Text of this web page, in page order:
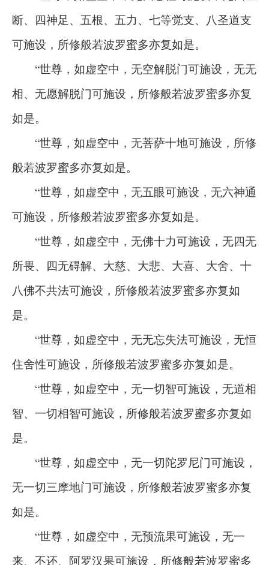
断、四神足、五根、五力、七等觉支、八圣道支
可施设，所修般若波罗蜜多亦复如是。
“世尊，如虚空中，无空解脱门可施设，无无
相、无愿解脱门可施设，所修般若波罗蜜多亦复
如是。
“世尊，如虚空中，无菩萨十地可施设，所修
般若波罗蜜多亦复如是。
“世尊，如虚空中，无五眼可施设，无六神通
可施设，所修般若波罗蜜多亦复如是。
“世尊，如虚空中，无佛十力可施设，无四无
所畏、四无碍解、大慈、大悲、大喜、大舍、十
八佛不共法可施设，所修般若波罗蜜多亦复如
是。
“世尊，如虚空中，无无忘失法可施设，无恒
住舍性可施设，所修般若波罗蜜多亦复如是。
“世尊，如虚空中，无一切智可施设，无道相
智、一切相智可施设，所修般若波罗蜜多亦复如
是。
“世尊，如虚空中，无一切陀罗尼门可施设，
无一切三摩地门可施设，所修般若波罗蜜多亦复
如是。
“世尊，如虚空中，无预流果可施设，无一
来、不还、阿罗汉果可施设，所修般若波罗蜜多